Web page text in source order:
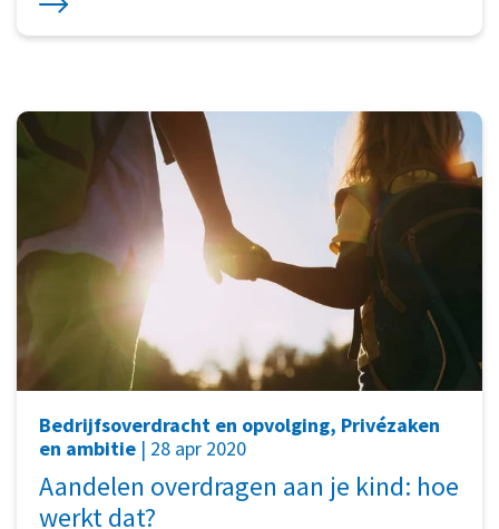
Bedrijfsoverdracht en opvolging, Privézaken
en ambitie | 28 apr 2020
Aandelen overdragen aan je kind: hoe
werkt dat?